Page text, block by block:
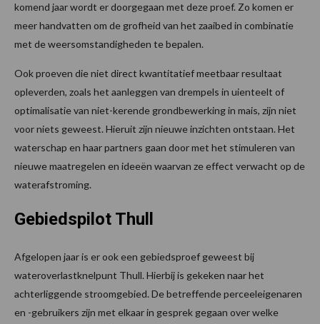
komend jaar wordt er doorgegaan met deze proef. Zo komen er
meer handvatten om de grofheid van het zaaibed in combinatie
met de weersomstandigheden te bepalen.
Ook proeven die niet direct kwantitatief meetbaar resultaat
opleverden, zoals het aanleggen van drempels in uienteelt of
optimalisatie van niet-kerende grondbewerking in mais, zijn niet
voor niets geweest. Hieruit zijn nieuwe inzichten ontstaan. Het
waterschap en haar partners gaan door met het stimuleren van
nieuwe maatregelen en ideeën waarvan ze effect verwacht op de
waterafstroming.
Gebiedspilot Thull
Afgelopen jaar is er ook een gebiedsproef geweest bij
wateroverlastknelpunt Thull. Hierbij is gekeken naar het
achterliggende stroomgebied. De betreffende perceeleigenaren
en -gebruikers zijn met elkaar in gesprek gegaan over welke